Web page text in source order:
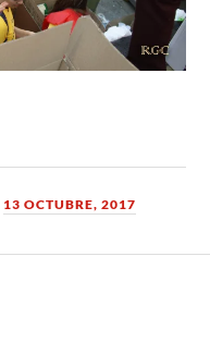
13 OCTUBRE, 2017